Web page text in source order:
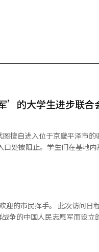
大学生进步联合
擅自进入位于京畿平泽市的
安全的军事设施的闯入是越
统翻译与编辑。
访问日程中，可能
争的中国人民志愿军而设立
往此地，纪念北中建交70周